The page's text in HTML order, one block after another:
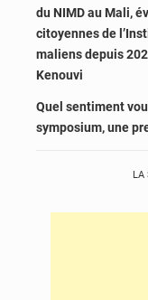
du NIMD au Mali,
citoyennes de
maliens depuis
Kenouvi
Quel sentiment
symposium, une
LA